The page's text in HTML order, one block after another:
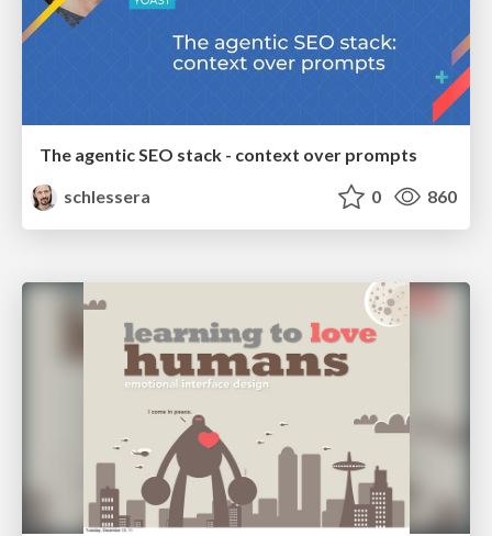
The agentic SEO stack - context over prompts
schlessera
0 860